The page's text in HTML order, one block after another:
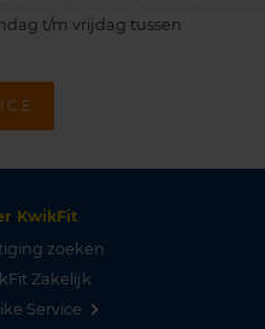
t/m vrijdag tussen
KwikFit
zoeken
Zakelijk
Service